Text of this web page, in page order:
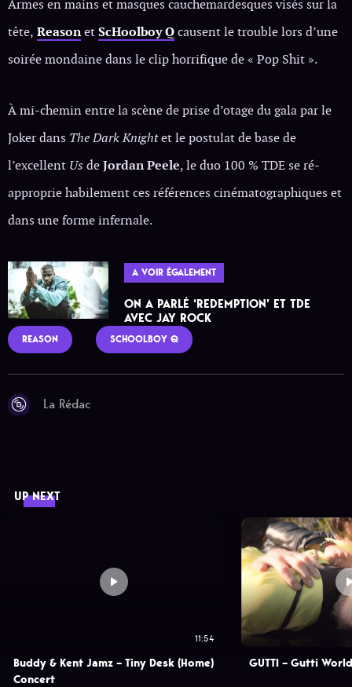
Armes en mains et masques cauchemardesques visés sur la
tête, ReasonetScHoolboy Qcausent le trouble lors d’une
soirée mondaine dans le clip horrifique de « Pop Shit ».
À mi-chemin entre la scène de prise d’otage du gala par le
Joker dans The Dark Knightet le postulat de base de
l’excellent Us deJordan Peele, le duo 100 % TDE se ré-
approprie habilement ces références cinématographiques et
dans une forme infernale.
A VOIR ÉGALEMENT
ON A PARLÉ ‘REDEMPTION’ ET TDE
AVEC JAY ROCK
REASON SCHOOLBOY Q
La Rédac
UP NEXT
11:54
Buddy & Kent Jamz – Tiny Desk (Home)
Concert
GUTTI – Gutti